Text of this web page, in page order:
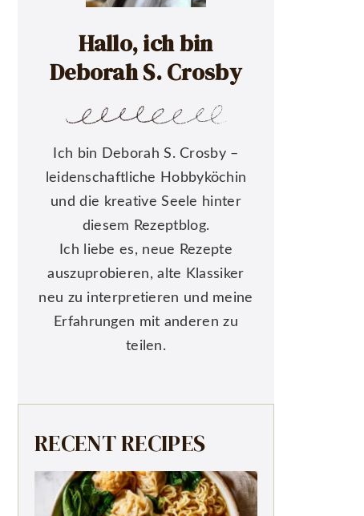
Hallo, ich bin
Deborah S. Crosby
Ich bin Deborah S. Crosby –
leidenschaftliche Hobbyköchin
und die kreative Seele hinter
diesem Rezeptblog.
Ich liebe es, neue Rezepte
auszuprobieren, alte Klassiker
neu zu interpretieren und meine
Erfahrungen mit anderen zu
teilen.
RECENT RECIPES